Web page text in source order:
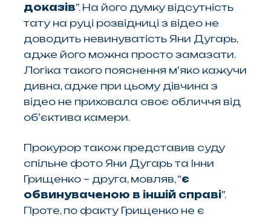
доказів”. На його думку відсутність
тату на руці розвідниці з відео не
доводить невинуватість Яни Дугарь,
адже його можна просто замазати.
Логіка такого пояснення м’яко кажучи
дивна, адже при цьому дівчина з
відео не приховала своє обличчя від
об’єктива камери.
Прокурор також представив суду
спільне фото Яни Дугарь та Інни
Грищенко – друга, мовляв, “є
обвинуваченою в іншій справі”.
Проте, по факту Грищенко не є